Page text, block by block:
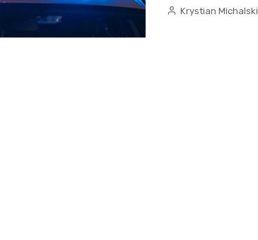
Krystian Michalski